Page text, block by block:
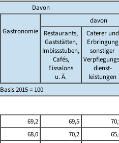
Davon
Gastronomie
davon
Restaurants,
Gaststätten,
Imbissstuben,
Cafés,
Eissalons
u. Ä.
Caterer und
Erbringung
sonstiger
dienst-
leistungen
Basis 2015 = 100
69,2 69,5
68,0 70,2